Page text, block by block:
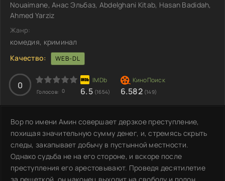
Nouaimane, Анас Эльбаз, Abdelghani Kitab, Hasan Badidah,
Ahmed Yarziz
Жанр:
комедия, криминал
Качество:
WEB-DL
0
Голосов: 0 6.5 (1654) 6.582 (149)
Вор по имени Амин совершает дерзкое преступление,
похищая значительную сумму денег, и, стремясь скрыть
следы, закапывает добычу в пустынной местности.
Однако судьба не на его стороне, и вскоре после
преступления его арестовывают. Проведя десятилетие